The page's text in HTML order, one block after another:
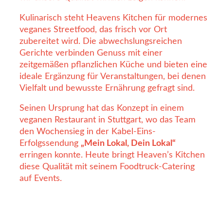
Kulinarisch steht Heavens Kitchen für modernes
veganes Streetfood, das frisch vor Ort
zubereitet wird. Die abwechslungsreichen
Gerichte verbinden Genuss mit einer
zeitgemäßen pflanzlichen Küche und bieten eine
ideale Ergänzung für Veranstaltungen, bei denen
Vielfalt und bewusste Ernährung gefragt sind.
Seinen Ursprung hat das Konzept in einem
veganen Restaurant in Stuttgart, wo das Team
den Wochensieg in der Kabel-Eins-
Erfolgssendung „Mein Lokal, Dein Lokal“
erringen konnte. Heute bringt Heaven’s Kitchen
diese Qualität mit seinem Foodtruck-Catering
auf Events.